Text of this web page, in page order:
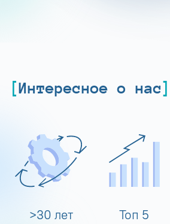
Интересное о нас
>30 лет Топ 5